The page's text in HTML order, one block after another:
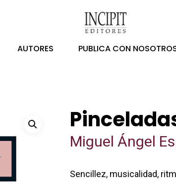
AUTORES PUBLICA CON
Miguel Ángel
Sencillez, musicalidad,